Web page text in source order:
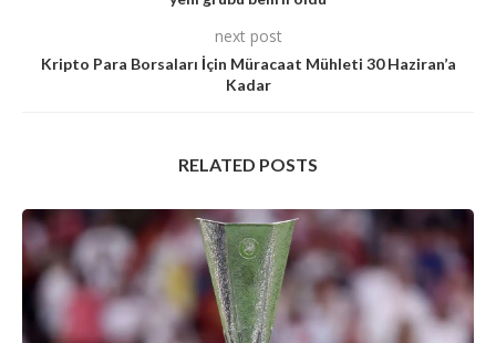
next post
Kripto Para Borsaları İçin Müracaat Mühleti 30 Haziran’a
Kadar
RELATED POSTS